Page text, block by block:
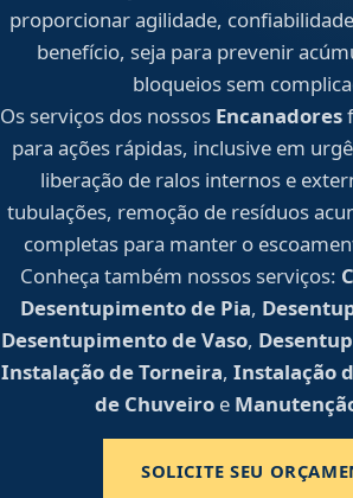
proporcionar agilidade,
benefício, seja para prevenir
bloqueios sem
Os serviços dos nossos Encanadores
para ações rápidas, inclusive em
liberação de ralos internos e
tubulações, remoção de resíduos
completas para manter o
Conheça também nossos serviços:
Desentupimento de Pia,
Desentupimento de Vaso,
Instalação de Torneira, Instalação
de Chuveiro e
SOLICITE SEU